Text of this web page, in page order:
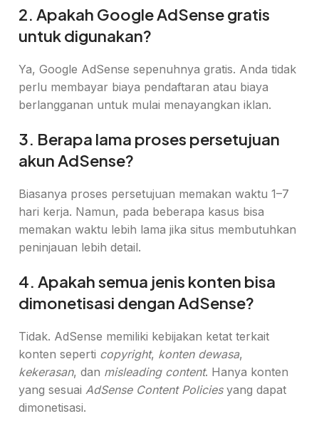
2. Apakah Google AdSense gratis
untuk digunakan?
Ya, Google AdSense sepenuhnya gratis. Anda tidak
perlu membayar biaya pendaftaran atau biaya
berlangganan untuk mulai menayangkan iklan.
3. Berapa lama proses persetujuan
akun AdSense?
Biasanya proses persetujuan memakan waktu 1–7
hari kerja. Namun, pada beberapa kasus bisa
memakan waktu lebih lama jika situs membutuhkan
peninjauan lebih detail.
4. Apakah semua jenis konten bisa
dimonetisasi dengan AdSense?
Tidak. AdSense memiliki kebijakan ketat terkait
konten seperti copyright, konten dewasa,
kekerasan, dan misleading content. Hanya konten
yang sesuai AdSense Content Policiesyang dapat
dimonetisasi.